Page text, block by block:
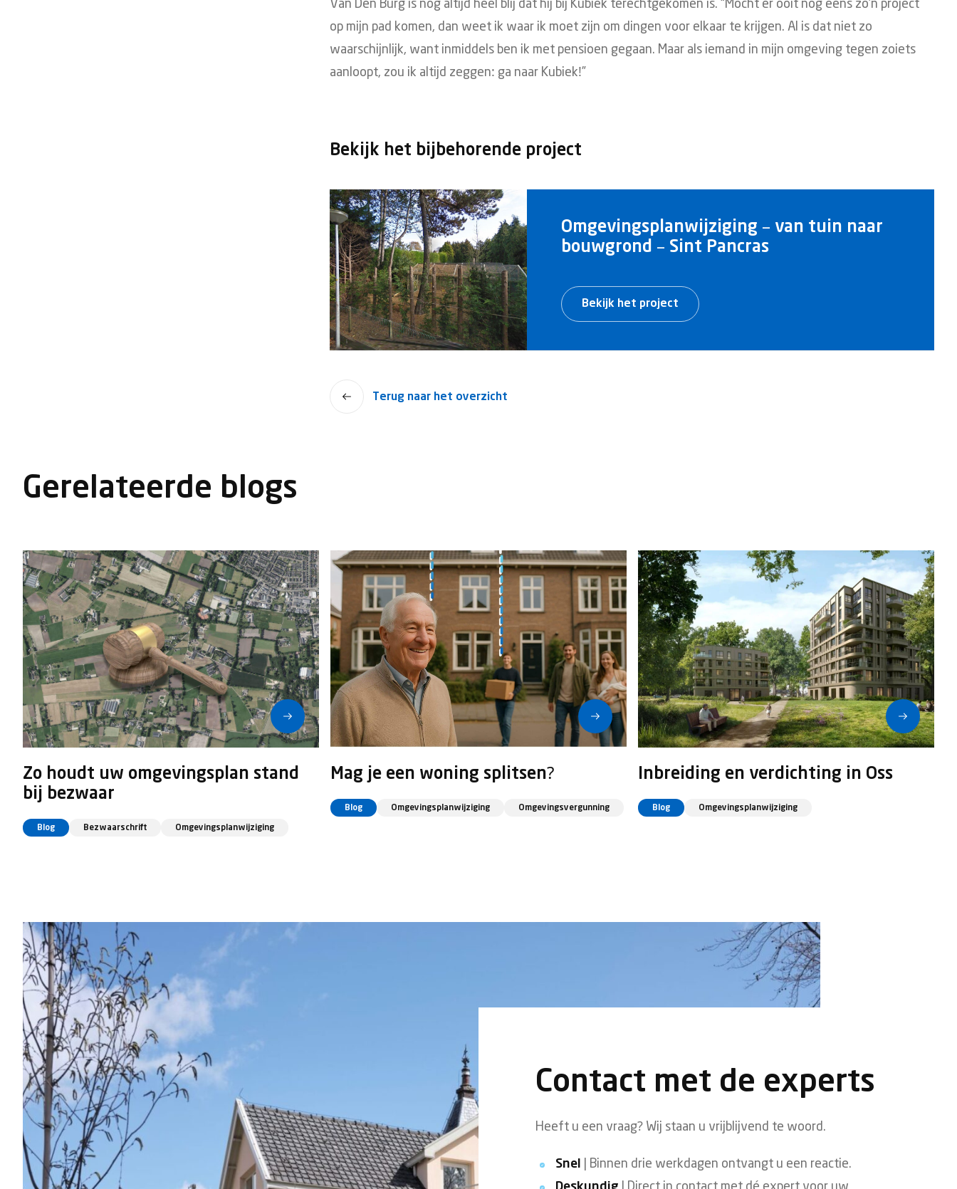
Van Den Burg is nog altijd heel blij dat hij bij Kubiek terechtgekomen is. “Mocht er ooit nog eens zo’n project
op mijn pad komen, dan weet ik waar ik moet zijn om dingen voor elkaar te krijgen. Al is dat niet zo
waarschijnlijk, want inmiddels ben ik met pensioen gegaan. Maar als iemand in mijn omgeving tegen zoiets
aanloopt, zou ik altijd zeggen: ga naar Kubiek!”
Bekijk het bijbehorende project
Omgevingsplanwijziging – van tuin naar
bouwgrond – Sint Pancras
Bekijk het project
Terug naar het overzicht
Gerelateerde blogs
Zo houdt uw omgevingsplan stand
bij bezwaar
Blog Bezwaarschrift Omgevingsplanwijziging
Mag je een woning splitsen?
Blog Omgevingsplanwijziging Omgevingsvergunning
Inbreiding en verdichting in Oss
Blog Omgevingsplanwijziging
Contact met de experts
Heeft u een vraag? Wij staan u vrijblijvend te woord.
Snel
| Binnen drie werkdagen ontvangt u een reactie.